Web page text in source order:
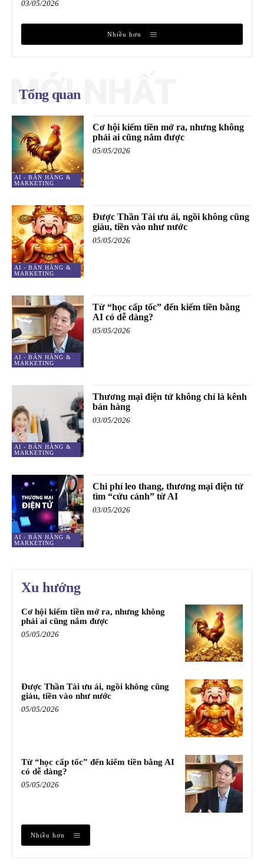
03/05/2026
Nhiều hơn
Tổng quan
MỚI NHẤT
AI - BÁN HÀNG &
MARKETING
Cơ hội kiếm tiền mở ra, nhưng không
phải ai cũng nắm được
05/05/2026
AI - BÁN HÀNG &
MARKETING
Được Thần Tài ưu ái, ngồi không cũng
giàu, tiền vào như nước
05/05/2026
AI - BÁN HÀNG &
MARKETING
Từ “học cấp tốc” đến kiếm tiền bằng
AI có dễ dàng?
05/05/2026
AI - BÁN HÀNG &
MARKETING
Thương mại điện tử không chỉ là kênh
bán hàng
03/05/2026
AI - BÁN HÀNG &
MARKETING
Chi phí leo thang, thương mại điện tử
tìm “cứu cánh” từ AI
03/05/2026
Xu hướng
Cơ hội kiếm tiền mở ra, nhưng không
phải ai cũng nắm được
05/05/2026
Được Thần Tài ưu ái, ngồi không cũng
giàu, tiền vào như nước
05/05/2026
Từ “học cấp tốc” đến kiếm tiền bằng AI
có dễ dàng?
05/05/2026
Nhiều hơn